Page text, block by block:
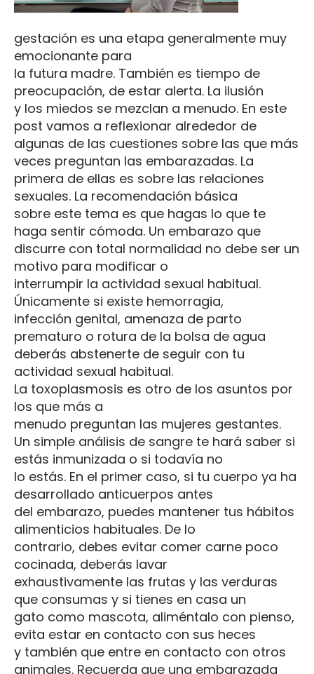
gestación es una etapa generalmente muy
emocionante para
la futura madre. También es tiempo de
preocupación, de estar alerta. La ilusión
y los miedos se mezclan a menudo. En este
post vamos a reflexionar alrededor de
algunas de las cuestiones sobre las que más
veces preguntan las embarazadas. La
primera de ellas es sobre las relaciones
sexuales. La recomendación básica
sobre este tema es que hagas lo que te
haga sentir cómoda. Un embarazo que
discurre con total normalidad no debe ser un
motivo para modificar o
interrumpir la actividad sexual habitual.
Únicamente si existe hemorragia,
infección genital, amenaza de parto
prematuro o rotura de la bolsa de agua
deberás abstenerte de seguir con tu
actividad sexual habitual.
La toxoplasmosis es otro de los asuntos por
los que más a
menudo preguntan las mujeres gestantes.
Un simple análisis de sangre te hará saber si
estás inmunizada o si todavía no
lo estás. En el primer caso, si tu cuerpo ya ha
desarrollado anticuerpos antes
del embarazo, puedes mantener tus hábitos
alimenticios habituales. De lo
contrario, debes evitar comer carne poco
cocinada, deberás lavar
exhaustivamente las frutas y las verduras
que consumas y si tienes en casa un
gato como mascota, aliméntalo con pienso,
evita estar en contacto con sus heces
y también que entre en contacto con otros
animales. Recuerda que una embarazada